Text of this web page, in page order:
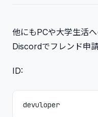
他にもPCや大学生活
Discordでフレンド申
ID:
devuloper